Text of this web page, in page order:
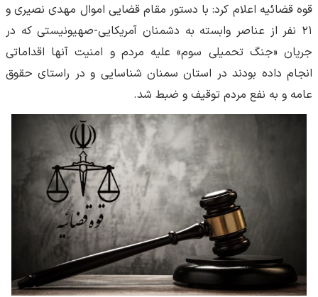
قوه قضائیه اعلام کرد: با دستور مقام قضایی اموال مهدی نصیری و
۲۱ نفر از عناصر وابسته به دشمنان آمریکایی-صهیونیستی که در
جریان «جنگ تحمیلی سوم» علیه مردم و امنیت آنها اقداماتی
انجام داده بودند در استان سمنان شناسایی و در راستای حقوق
عامه و به نفع مردم توقیف و ضبط شد.